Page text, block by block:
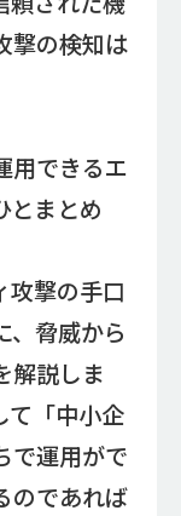
撃の検知は
用できるエ
とまとめ
攻撃の手口
、脅威から
解説しま
て「中小企
で運用がで
のであれば